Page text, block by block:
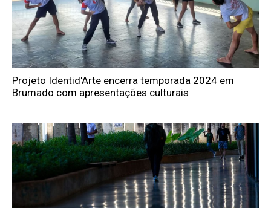
Projeto Identid'Arte encerra temporada 2024 em
Brumado com apresentações culturais